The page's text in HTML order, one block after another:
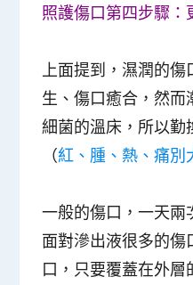
照護傷口第四步驟：
上面提到，濕潤的
生、傷口癒合，然而
細菌的溫床，所以勤
（紅、腫、熱、痛別
一般的傷口，一天
面對滲出液很多的
口，只要覆蓋在外